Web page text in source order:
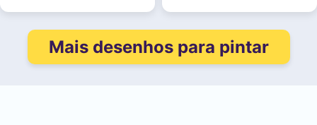
Mais desenhos para pintar